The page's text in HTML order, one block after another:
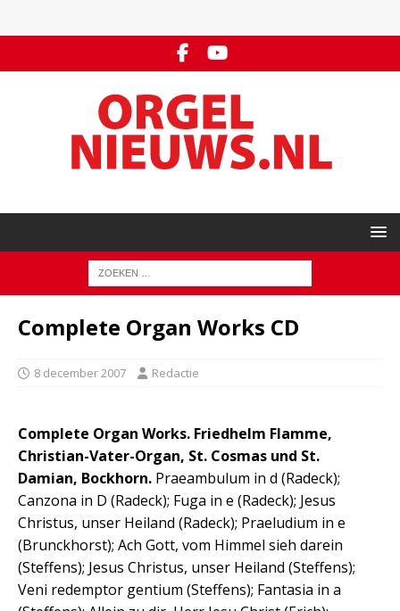
Complete Organ Works CD
8 december 2007 Redactie
Complete Organ Works. Friedhelm Flamme,
Christian-Vater-Organ, St. Cosmas und St.
Damian, Bockhorn. Praeambulum in d (Radeck);
Canzona in D (Radeck); Fuga in e (Radeck); Jesus
Christus, unser Heiland (Radeck); Praeludium in e
(Brunckhorst); Ach Gott, vom Himmel sieh darein
(Steffens); Jesus Christus, unser Heiland (Steffens);
Veni redemptor gentium (Steffens); Fantasia in a